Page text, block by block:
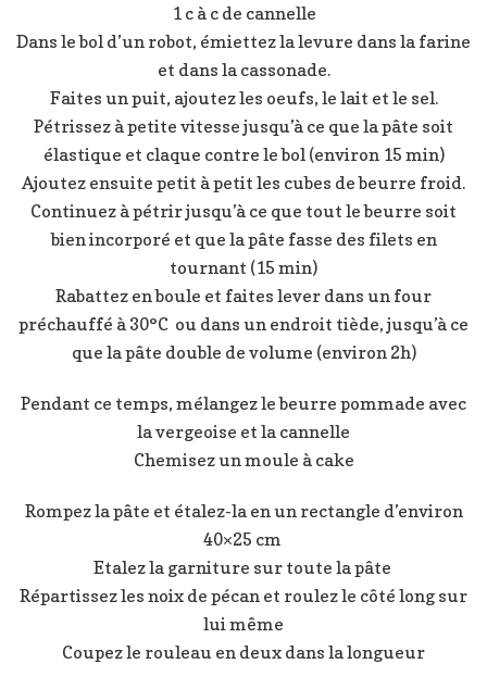
1 c à c de cannelle
Dans le bol d’un robot, émiettez la levure dans la farine
et dans la cassonade.
Faites un puit, ajoutez les oeufs, le lait et le sel.
Pétrissez à petite vitesse jusqu’à ce que la pâte soit
élastique et claque contre le bol (environ 15 min)
Ajoutez ensuite petit à petit les cubes de beurre froid.
Continuez à pétrir jusqu’à ce que tout le beurre soit
bien incorporé et que la pâte fasse des filets en
tournant (15 min)
Rabattez en boule et faites lever dans un four
préchauffé à 30°C ou dans un endroit tiède, jusqu’à ce
que la pâte double de volume (environ 2h)
Pendant ce temps, mélangez le beurre pommade avec
la vergeoise et la cannelle
Chemisez un moule à cake
Rompez la pâte et étalez-la en un rectangle d’environ
40×25 cm
Etalez la garniture sur toute la pâte
Répartissez les noix de pécan et roulez le côté long sur
lui même
Coupez le rouleau en deux dans la longueur